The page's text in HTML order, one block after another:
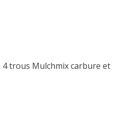
trous Mulchmix carbure et